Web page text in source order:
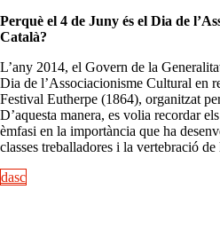
Perquè el 4 de Juny és el Dia de
Català?
L’any 2014, el Govern de la
Dia de l’Associacionisme Cultural en
Festival Eutherpe (1864), organitzat
D’aquesta manera, es volia recordar
èmfasi en la importància que ha
classes treballadores i la vertebració de
dasc